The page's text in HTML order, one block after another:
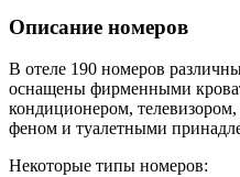
Описание номеров
В отеле 190 номеров
оснащены фирменными
кондиционером,
феном и туалетными
Некоторые типы номеров: